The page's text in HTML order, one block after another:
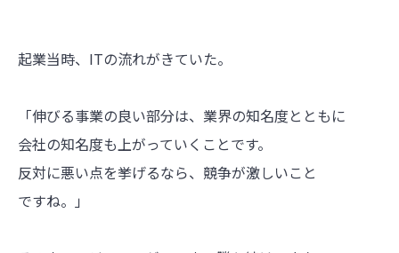
起業当時、ITの流れがきていた。
「伸びる事業の良い部分は、業界の知名度とともに
会社の知名度も上がっていくことです。
反対に悪い点を挙げるなら、競争が激しいこと
ですね。」